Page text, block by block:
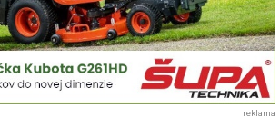
reklama